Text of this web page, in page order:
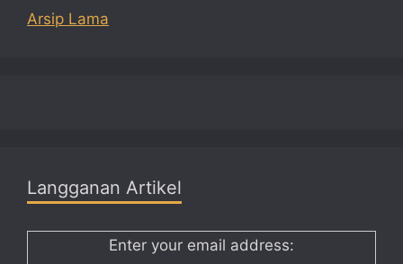
Arsip Lama
Langganan Artikel
Enter your email address: